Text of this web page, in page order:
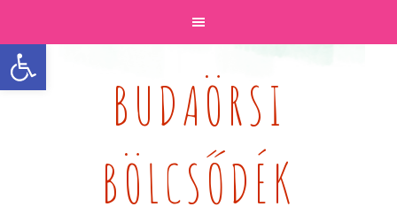
Eszköztár megnyitása
BUDAÖRSI
BÖLCSŐDÉK